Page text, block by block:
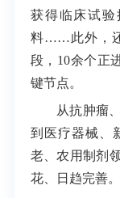
获得临床试
料……此外，
段，10余个正
键节点。
从抗肿瘤、
到医疗器械、
老、农用制剂
花、日趋完善。